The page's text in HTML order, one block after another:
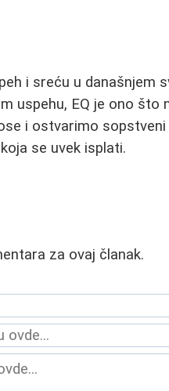
i sreću u današnjem
uspehu, EQ je ono što
i ostvarimo sopstveni
se uvek isplati.
za ovaj članak.